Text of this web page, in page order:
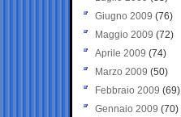
Giugno 2009 (76)
Maggio 2009 (72)
Aprile 2009 (74)
Marzo 2009 (50)
Febbraio 2009 (69)
Gennaio 2009 (70)